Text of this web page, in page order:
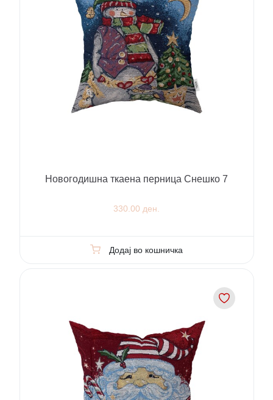
Новогодишна ткаена перница Снешко 7
330.00 ден.
Додај во кошничка